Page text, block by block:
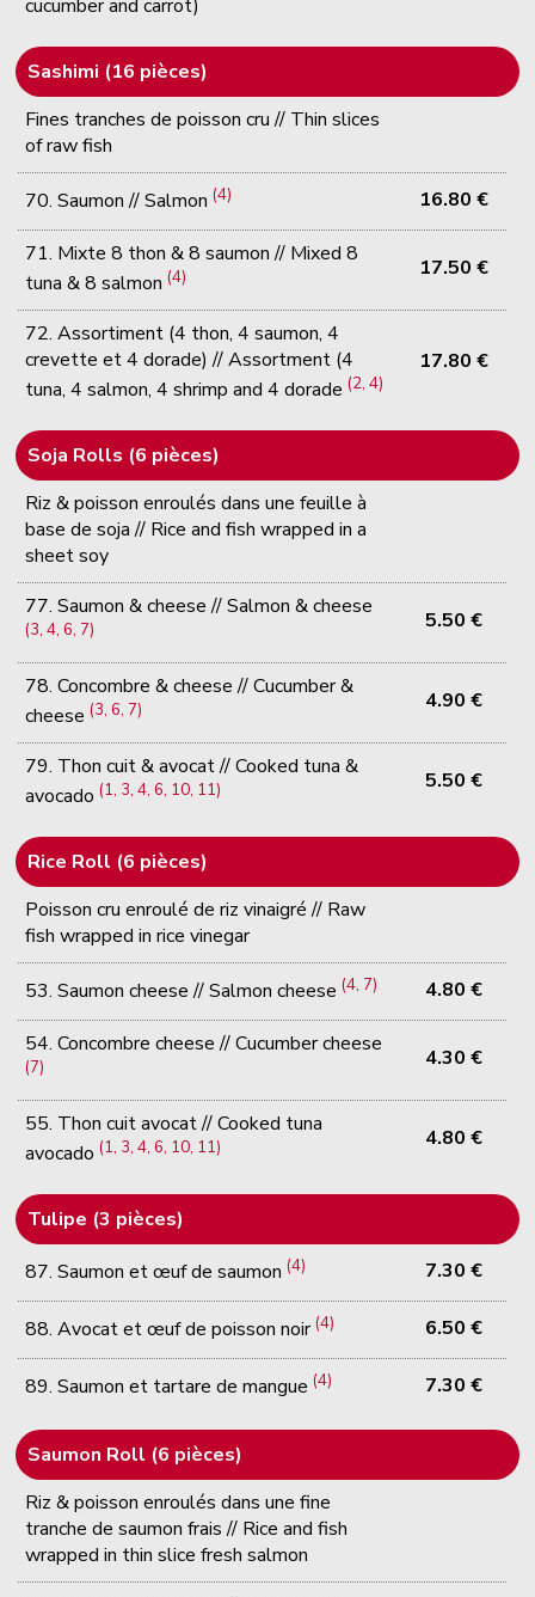
cucumber and carrot)
Sashimi (16 pièces)
Fines tranches de poisson cru // Thin slices
of raw fish
70. Saumon // Salmon(4) 16.80 €
71. Mixte 8 thon & 8 saumon // Mixed 8
tuna & 8 salmon(4) 17.50 €
72. Assortiment (4 thon, 4 saumon, 4
crevette et 4 dorade) // Assortment (4
tuna, 4 salmon, 4 shrimp and 4 dorade(2, 4)
17.80 €
Soja Rolls (6 pièces)
Riz & poisson enroulés dans une feuille à
base de soja // Rice and fish wrapped in a
sheet soy
77. Saumon & cheese // Salmon & cheese
(3, 4, 6, 7) 5.50 €
78. Concombre & cheese // Cucumber &
cheese(3, 6, 7) 4.90 €
79. Thon cuit & avocat // Cooked tuna &
avocado(1, 3, 4, 6, 10, 11) 5.50 €
Rice Roll (6 pièces)
Poisson cru enroulé de riz vinaigré // Raw
fish wrapped in rice vinegar
53. Saumon cheese // Salmon cheese(4, 7) 4.80 €
54. Concombre cheese // Cucumber cheese
(7) 4.30 €
55. Thon cuit avocat // Cooked tuna
avocado(1, 3, 4, 6, 10, 11) 4.80 €
Tulipe (3 pièces)
87. Saumon et œuf de saumon(4) 7.30 €
88. Avocat et œuf de poisson noir(4) 6.50 €
89. Saumon et tartare de mangue(4) 7.30 €
Saumon Roll (6 pièces)
Riz & poisson enroulés dans une fine
tranche de saumon frais // Rice and fish
wrapped in thin slice fresh salmon